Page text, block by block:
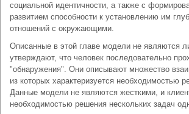
социальной идентичности, а также с
развитием способности к установлению им
отношений с окружающими.
Описанные в этой главе модели не являются
утверждают, что человек последовательно
"обнаружения". Они описывают множество
из которых характеризуется необходимостью
Данные модели не являются жесткими, и
необходимостью решения нескольких задач